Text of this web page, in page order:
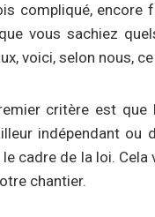
compliqué, encore
vous sachiez
voici, selon nous,
critère est que
indépendant ou
le cadre de la loi.
chantier.